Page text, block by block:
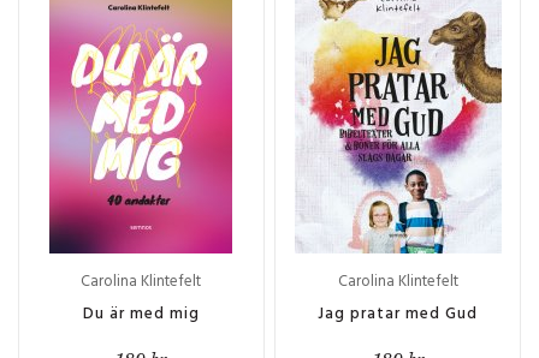
Carolina Klintefelt
Du är med mig
Carolina Klintefelt
Jag pratar med Gud